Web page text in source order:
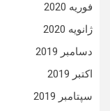
فوریه 2020
ژانویه 2020
دسامبر 2019
اکتبر 2019
سپتامبر 2019